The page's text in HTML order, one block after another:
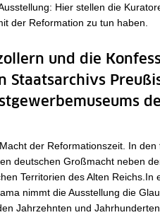
Hier stellen die
der Reformation zu tun haben.
und die
Staatsarchivs
der Reformationszeit. In den
deutschen Großmacht neben
Territorien des Alten Reichs.In
nimmt die Ausstellung die
Jahrzehnten und